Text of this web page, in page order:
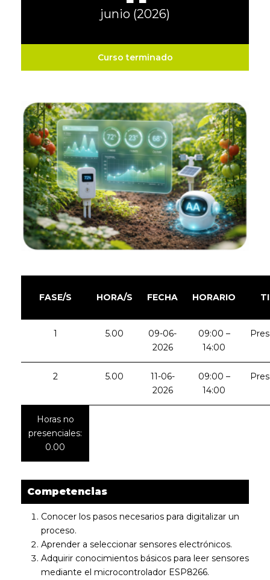
junio (2026)
Curso terminado
FASE/S HORA/S FECHA HORARIO
1 5.00
09-06-
2026
09:00 –
14:00
2 5.00
11-06-
2026
09:00 –
14:00
Horas no
presenciales:
0.00
Competencias
Conocer los pasos necesarios para digitalizar un
proceso.
Aprender a seleccionar sensores electrónicos.
Adquirir conocimientos básicos para leer sensores
mediante el microcontrolador ESP8266.